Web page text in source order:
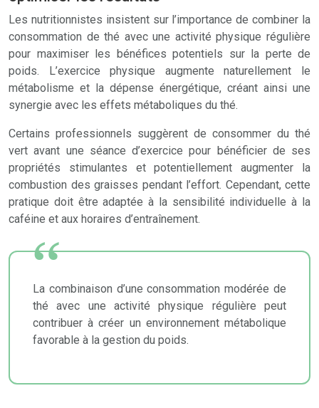
Les nutritionnistes insistent sur l’importance de combiner la
consommation de thé avec une activité physique régulière
pour maximiser les bénéfices potentiels sur la perte de
poids. L’exercice physique augmente naturellement le
métabolisme et la dépense énergétique, créant ainsi une
synergie avec les effets métaboliques du thé.
Certains professionnels suggèrent de consommer du thé
vert avant une séance d’exercice pour bénéficier de ses
propriétés stimulantes et potentiellement augmenter la
combustion des graisses pendant l’effort. Cependant, cette
pratique doit être adaptée à la sensibilité individuelle à la
caféine et aux horaires d’entraînement.
La combinaison d’une consommation modérée de
thé avec une activité physique régulière peut
contribuer à créer un environnement métabolique
favorable à la gestion du poids.